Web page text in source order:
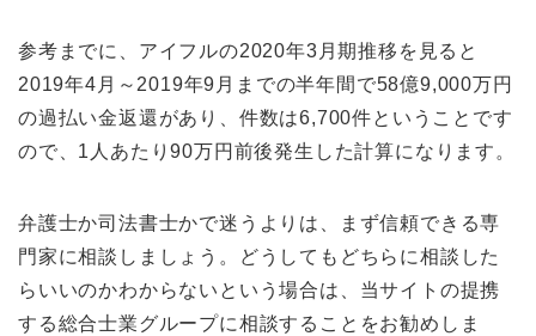
参考までに、アイフルの2020年3月期推移を見ると
2019年4月～2019年9月までの半年間で58億9,000万円
の過払い金返還があり、件数は6,700件ということです
ので、1人あたり90万円前後発生した計算になります。
弁護士か司法書士かで迷うよりは、まず信頼できる専
門家に相談しましょう。どうしてもどちらに相談した
らいいのかわからないという場合は、当サイトの提携
する総合士業グループに相談することをお勧めしま